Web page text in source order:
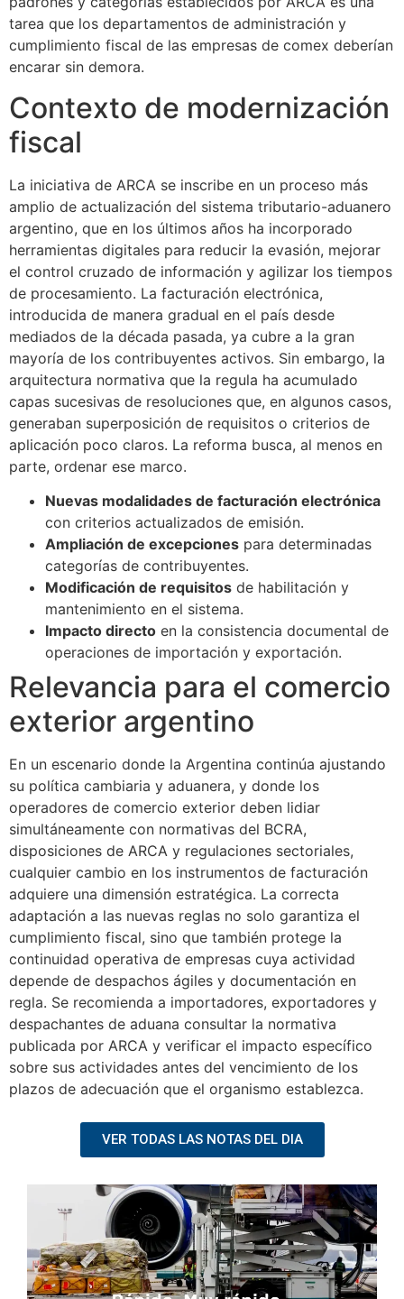
tarea que los departamentos de administración y
cumplimiento fiscal de las empresas de comex deberían
encarar sin demora.
Contexto de modernización
fiscal
La iniciativa de ARCA se inscribe en un proceso más
amplio de actualización del sistema tributario-aduanero
argentino, que en los últimos años ha incorporado
herramientas digitales para reducir la evasión, mejorar
el control cruzado de información y agilizar los tiempos
de procesamiento. La facturación electrónica,
introducida de manera gradual en el país desde
mediados de la década pasada, ya cubre a la gran
mayoría de los contribuyentes activos. Sin embargo, la
arquitectura normativa que la regula ha acumulado
capas sucesivas de resoluciones que, en algunos casos,
generaban superposición de requisitos o criterios de
aplicación poco claros. La reforma busca, al menos en
parte, ordenar ese marco.
Nuevas modalidades de facturación electrónica
con criterios actualizados de emisión.
Ampliación de excepciones para determinadas
categorías de contribuyentes.
Modificación de requisitos de habilitación y
mantenimiento en el sistema.
Impacto directo en la consistencia documental de
operaciones de importación y exportación.
Relevancia para el comercio
exterior argentino
En un escenario donde la Argentina continúa ajustando
su política cambiaria y aduanera, y donde los
operadores de comercio exterior deben lidiar
simultáneamente con normativas del BCRA,
disposiciones de ARCA y regulaciones sectoriales,
cualquier cambio en los instrumentos de facturación
adquiere una dimensión estratégica. La correcta
adaptación a las nuevas reglas no solo garantiza el
cumplimiento fiscal, sino que también protege la
continuidad operativa de empresas cuya actividad
depende de despachos ágiles y documentación en
regla. Se recomienda a importadores, exportadores y
despachantes de aduana consultar la normativa
publicada por ARCA y verificar el impacto específico
sobre sus actividades antes del vencimiento de los
plazos de adecuación que el organismo establezca.
VER TODAS LAS NOTAS DEL DIA